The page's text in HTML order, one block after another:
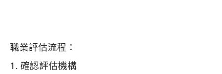
職業評估流程：
1. 確認評估機構